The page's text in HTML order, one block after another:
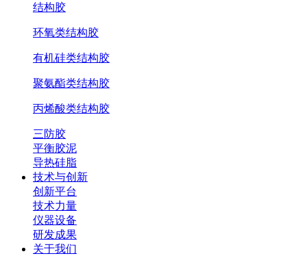
结构胶
环氧类结构胶
有机硅类结构胶
聚氨酯类结构胶
丙烯酸类结构胶
三防胶
平衡胶泥
导热硅脂
技术与创新
创新平台
技术力量
仪器设备
研发成果
关于我们